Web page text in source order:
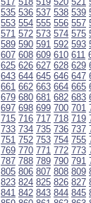
535 536 537 538 539
553 554 555 556 557
571 572 573 574 575
589 590 591 592 593
607 608 609 610 611
625 626 627 628 629
643 644 645 646 647
661 662 663 664 665
679 680 681 682 683
697 698 699 700 701
715 716 717 718 719
733 734 735 736 737
751 752 753 754 755
769 770 771 772 773
787 788 789 790 791
805 806 807 808 809
823 824 825 826 827
841 842 843 844 845